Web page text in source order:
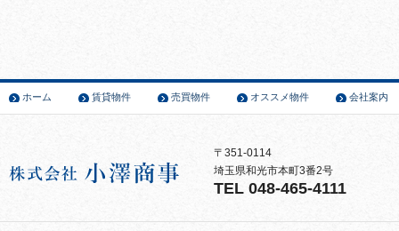
ホーム 賃貸物件 売買物件 オススメ物件 会社案内
〒351-0114
埼玉県和光市本町3番2号
TEL 048-465-4111